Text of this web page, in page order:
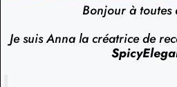
Bonjour à toutes
Je suis Anna la créatrice de